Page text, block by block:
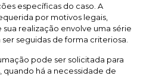
específicas do caso. A
por motivos legais,
sua realização envolve uma série
seguidas de forma criteriosa.
pode ser solicitada para
quando há a necessidade de